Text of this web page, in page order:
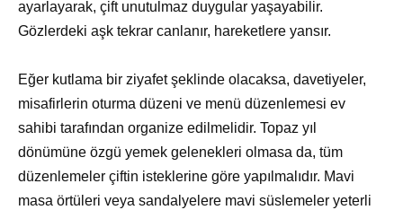
ayarlayarak, çift unutulmaz duygular yaşayabilir.
Gözlerdeki aşk tekrar canlanır, hareketlere yansır.
Eğer kutlama bir ziyafet şeklinde olacaksa, davetiyeler,
misafirlerin oturma düzeni ve menü düzenlemesi ev
sahibi tarafından organize edilmelidir. Topaz yıl
dönümüne özgü yemek gelenekleri olmasa da, tüm
düzenlemeler çiftin isteklerine göre yapılmalıdır. Mavi
masa örtüleri veya sandalyelere mavi süslemeler yeterli